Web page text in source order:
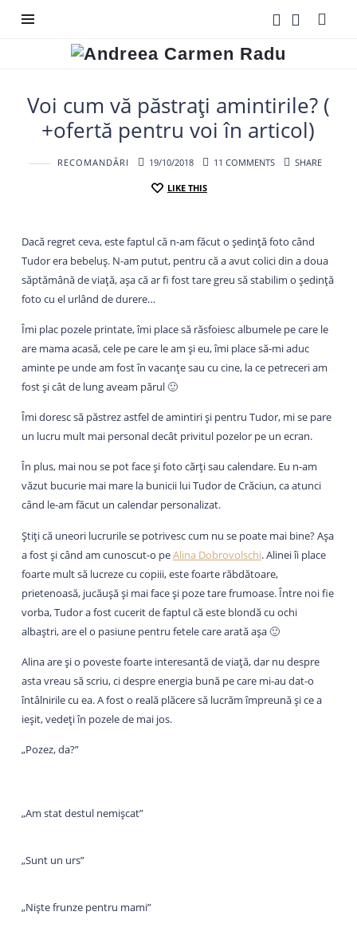
Andreea
Voi cum vă păstrați amintirile? (
+ofertă pentru voi în articol)
RECOMANDĂRI 19/10/2018 11 COMMENTS SHARE
LIKE THIS
Dacă regret ceva, este faptul că n-am făcut o ședință foto când
Tudor era bebeluș. N-am putut, pentru că a avut colici din a doua
săptămână de viață, așa că ar fi fost tare greu să stabilim o ședință
foto cu el urlând de durere…
Îmi plac pozele printate, îmi place să răsfoiesc albumele pe care le
are mama acasă, cele pe care le am și eu, îmi place să-mi aduc
aminte pe unde am fost în vacanțe sau cu cine, la ce petreceri am
fost și cât de lung aveam părul 🙂
Îmi doresc să păstrez astfel de amintiri și pentru Tudor, mi se pare
un lucru mult mai personal decât privitul pozelor pe un ecran.
În plus, mai nou se pot face și foto cărți sau calendare. Eu n-am
văzut bucurie mai mare la bunicii lui Tudor de Crăciun, ca atunci
când le-am făcut un calendar personalizat.
Știți că uneori lucrurile se potrivesc cum nu se poate mai bine? Așa
a fost și când am cunoscut-o peAlina Dobrovolschi. Alinei îi place
foarte mult să lucreze cu copiii, este foarte răbdătoare,
prietenoasă, jucăușă și mai face și poze tare frumoase. Între noi fie
vorba, Tudor a fost cucerit de faptul că este blondă cu ochi
albaștri, are el o pasiune pentru fetele care arată așa 🙂
Alina are și o poveste foarte interesantă de viață, dar nu despre
asta vreau să scriu, ci despre energia bună pe care mi-au dat-o
întâlnirile cu ea. A fost o reală plăcere să lucrăm împreună și ce a
ieșit, vedeți în pozele de mai jos.
„Pozez, da?”
„Am stat destul nemișcat”
„Sunt un urs”
„Niște frunze pentru mami”